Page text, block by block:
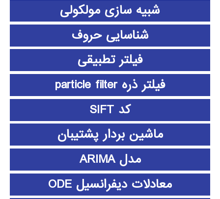
شبیه سازی مولکولی
شناسایی حروف
فیلتر تطبیقی
فیلتر ذره particle filter
کد SIFT
ماشین بردار پشتیبان
مدل ARIMA
معادلات دیفرانسیل ODE